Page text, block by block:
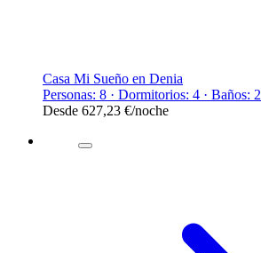
Casa Mi Sueño en Denia
Personas: 8 · Dormitorios: 4 · Baños: 2
Desde 627,23 €/noche